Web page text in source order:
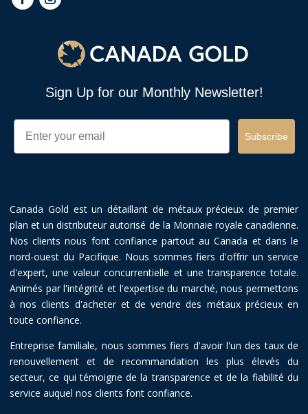
Sign Up for our Monthly Newsletter!
Email
Subscribe
Canada Gold est un détaillant de métaux précieux de premier
plan et un distributeur autorisé de la Monnaie royale canadienne.
Nos clients nous font confiance partout au Canada et dans le
nord-ouest du Pacifique. Nous sommes fiers d'offrir un service
d'expert, une valeur concurrentielle et une transparence totale.
Animés par l'intégrité et l'expertise du marché, nous permettons
à nos clients d'acheter et de vendre des métaux précieux en
toute confiance.
Entreprise familiale, nous sommes fiers d'avoir l'un des taux de
renouvellement et de recommandation les plus élevés du
secteur, ce qui témoigne de la transparence et de la fiabilité du
service auquel nos clients font confiance.